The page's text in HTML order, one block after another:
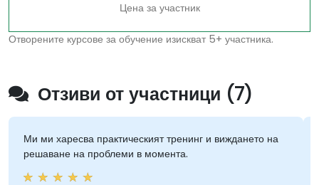
Цена за участник
Отворените курсове за обучение изискват 5+ участника.
Отзиви от участници (7)
Ми ми харесва практическият тренинг и виждането на
решаване на проблеми в момента.